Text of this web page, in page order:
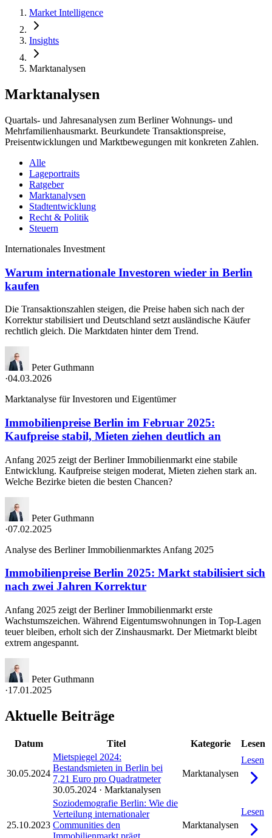
Market Intelligence
Insights
Marktanalysen
Marktanalysen
Quartals- und Jahresanalysen zum Berliner Wohnungs- und
Mehrfamilienhausmarkt. Beurkundete Transaktionspreise,
Preisentwicklungen und Marktbewegungen mit konkreten Zahlen.
Alle
Lageportraits
Ratgeber
Marktanalysen
Stadtentwicklung
Recht & Politik
Steuern
Internationales Investment
Warum internationale Investoren wieder in Berlin
kaufen
Die Transaktionszahlen steigen, die Preise haben sich nach der
Korrektur stabilisiert und Deutschland setzt ausländische Käufer
rechtlich gleich. Die Marktdaten hinter dem Trend.
Peter Guthmann
·04.03.2026
Marktanalyse für Investoren und Eigentümer
Immobilienpreise Berlin im Februar 2025:
Kaufpreise stabil, Mieten ziehen deutlich an
Anfang 2025 zeigt der Berliner Immobilienmarkt eine stabile
Entwicklung. Kaufpreise steigen moderat, Mieten ziehen stark an.
Welche Bezirke bieten die besten Chancen?
Peter Guthmann
·07.02.2025
Analyse des Berliner Immobilienmarktes Anfang 2025
Immobilienpreise Berlin 2025: Markt stabilisiert sich
nach zwei Jahren Korrektur
Anfang 2025 zeigt der Berliner Immobilienmarkt erste
Wachstumszeichen. Während Eigentumswohnungen in Top-Lagen
teuer bleiben, erholt sich der Zinshausmarkt. Der Mietmarkt bleibt
extrem angespannt.
Peter Guthmann
·17.01.2025
Aktuelle Beiträge
Datum Titel Kategorie Lesen
30.05.2024
Mietspiegel 2024:
Bestandsmieten in Berlin bei
7,21 Euro pro Quadratmeter
30.05.2024 · Marktanalysen
Marktanalysen
Lesen
25.10.2023
Soziodemografie Berlin: Wie die
Verteilung internationaler
Communities den
Immobilienmarkt prägt
Marktanalysen
Lesen